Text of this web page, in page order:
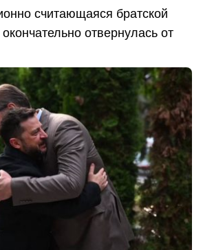
считающаяся братской
отвернулась от